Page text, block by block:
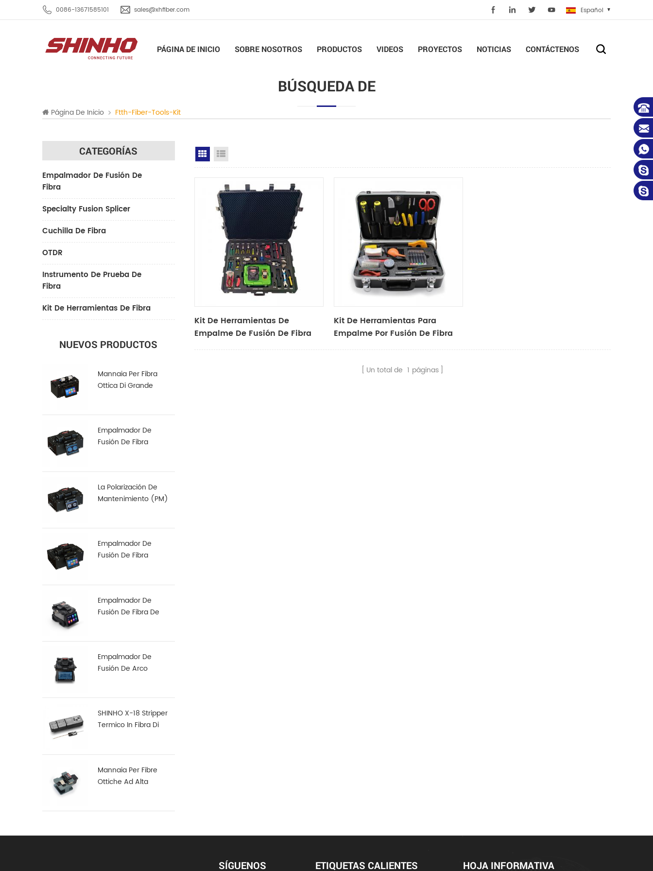
0086-13671585101 sales@xhfiber.com Español
PÁGINA DE INICIO SOBRE NOSOTROS PRODUCTOS VIDEOS PROYECTOS NOTICIAS CONTÁCTENOS
BÚSQUEDA DE
Página De Inicio Ftth-Fiber-Tools-Kit
CATEGORÍAS
Empalmador De Fusión De
Fibra
Specialty Fusion Splicer
Cuchilla De Fibra
OTDR
Instrumento De Prueba De
Fibra
Kit De Herramientas De Fibra
NUEVOS PRODUCTOS
Mannaia Per Fibra
Ottica Di Grande
Empalmador De
Fusión De Fibra
La Polarización De
Mantenimiento (PM)
Empalmador De
Fusión De Fibra
Empalmador De
Fusión De Fibra De
Empalmador De
Fusión De Arco
SHINHO X-18 Stripper
Termico In Fibra Di
Mannaia Per Fibre
Ottiche Ad Alta
Grid View
Kit De Herramientas De
Empalme De Fusión De Fibra
Kit De Herramientas Para
Empalme Por Fusión De Fibra
Un total de 1 páginas
SÍGUENOS ETIQUETAS CALIENTES HOJA INFORMATIVA